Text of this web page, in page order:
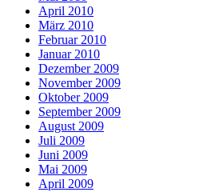
April 2010
März 2010
Februar 2010
Januar 2010
Dezember 2009
November 2009
Oktober 2009
September 2009
August 2009
Juli 2009
Juni 2009
Mai 2009
April 2009